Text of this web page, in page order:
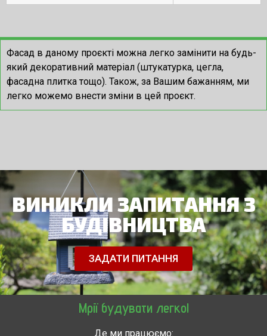
Фасад в даному проєкті можна легко замінити на будь-
який декоративний матеріал (штукатурка, цегла,
фасадна плитка тощо). Також, за Вашим бажанням, ми
легко можемо внести зміни в цей проєкт.
ВИНИКЛИ ЗАПИТАННЯ З
БУДІВНИЦТВА
ЗАДАТИ ПИТАННЯ
Мрії будувати легко!
Де ми працюємо: